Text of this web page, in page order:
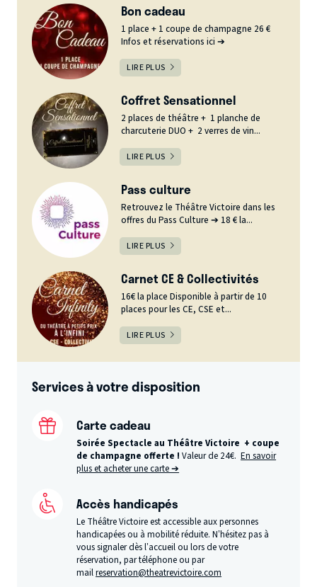
Bon cadeau
1 place + 1 coupe de champagne 26 €
Infos et réservations ici ➔
LIRE PLUS
Coffret Sensationnel
2 places de théâtre + 1 planche de
charcuterie DUO + 2 verres de vin...
LIRE PLUS
Pass culture
Retrouvez le Théâtre Victoire dans les
offres du Pass Culture ➔ 18 € la...
LIRE PLUS
Carnet CE & Collectivités
16€ la place Disponible à partir de 10
places pour les CE, CSE et...
LIRE PLUS
Services à votre disposition
Carte cadeau
Soirée Spectacle au Théâtre Victoire + coupe
de champagne offerte !Valeur de 24€.En savoir
plus et acheter une carte ➔
Accès handicapés
Le Théâtre Victoire est accessible aux personnes
handicapées ou à mobilité réduite. N’hésitez pas à
vous signaler dès l’accueil ou lors de votre
réservation, par téléphone ou par
mailreservation@theatrevictoire.com